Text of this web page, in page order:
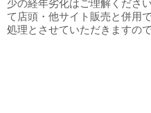
少の経年劣化はご理解くださ
て店頭・他サイト販売と併用
処理とさせていただきますの